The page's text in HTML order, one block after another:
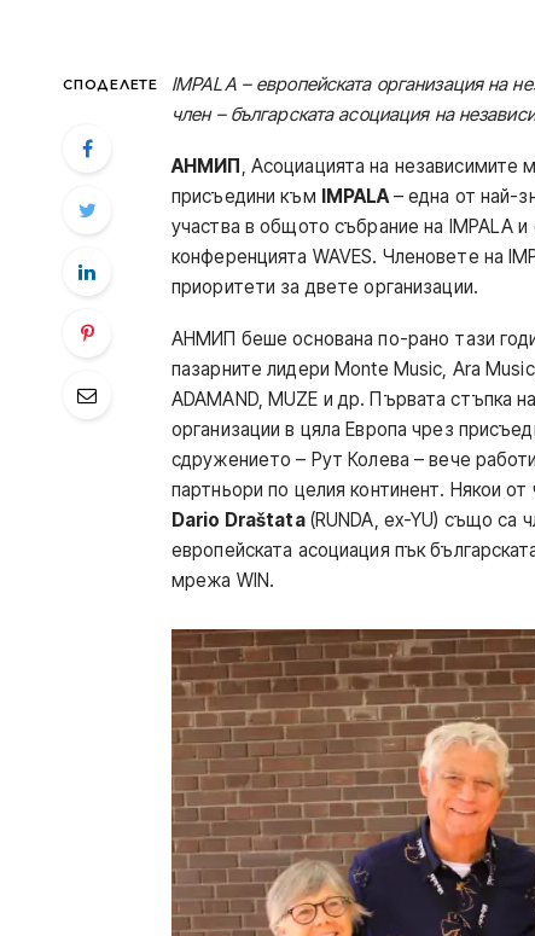
СПОДЕЛЕТЕ
IMPALA – европейската организация на
член – българската асоциация на
АНМИП , Асоциацията на независимите
присъедини към IMPALA – една от най-
участва в общото събрание на IMPALA
конференцията WAVES. Членовете на
приоритети за двете организации.
АНМИП беше основана по-рано тази
пазарните лидери Monte Music, Ara
ADAMAND, MUZE и др. Първата стъпка
организации в цяла Европа чрез
сдружението – Рут Колева – вече
партньори по целия континент. Някои от
Dario Draštata(RUNDA, ex-YU) също са
европейската асоциация пък
мрежа WIN.